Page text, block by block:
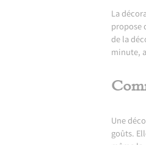
La
propose
de la
minute,
Une
goûts.